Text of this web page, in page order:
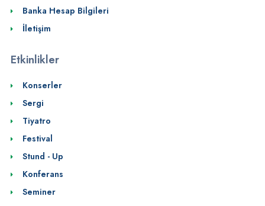
Banka Hesap Bilgileri
İletişim
Etkinlikler
Konserler
Sergi
Tiyatro
Festival
Stund - Up
Konferans
Seminer